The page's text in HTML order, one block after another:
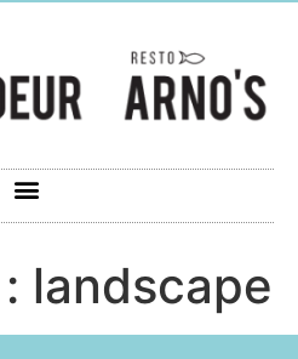
landscape